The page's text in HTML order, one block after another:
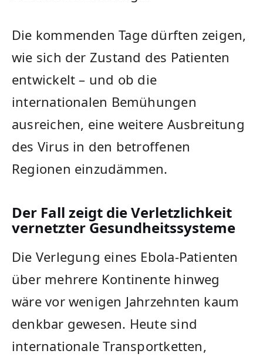
Die kommenden Tage dürften zeigen,
wie sich der Zustand des Patienten
entwickelt – und ob die
internationalen Bemühungen
ausreichen, eine weitere Ausbreitung
des Virus in den betroffenen
Regionen einzudämmen.
Der Fall zeigt die Verletzlichkeit
vernetzter Gesundheitssysteme
Die Verlegung eines Ebola-Patienten
über mehrere Kontinente hinweg
wäre vor wenigen Jahrzehnten kaum
denkbar gewesen. Heute sind
internationale Transportketten,